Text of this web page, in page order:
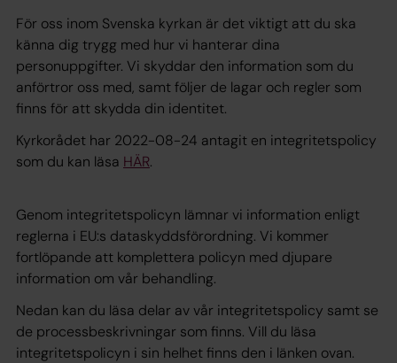
För oss inom Svenska kyrkan är det viktigt att du ska
känna dig trygg med hur vi hanterar dina
personuppgifter. Vi skyddar den information som du
anförtror oss med, samt följer de lagar och regler som
finns för att skydda din identitet.
Kyrkorådet har 2022-08-24 antagit en integritetspolicy
som du kan läsa HÄR.
Genom integritetspolicyn lämnar vi information enligt
reglerna i EU:s dataskyddsförordning. Vi kommer
fortlöpande att komplettera policyn med djupare
information om vår behandling.
Nedan kan du läsa delar av vår integritetspolicy samt se
de processbeskrivningar som finns. Vill du läsa
integritetspolicyn i sin helhet finns den i länken ovan.